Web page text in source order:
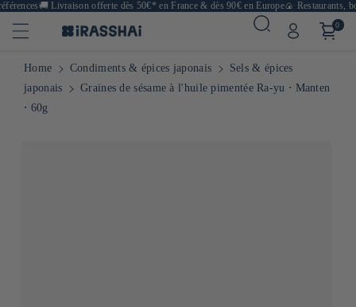
🚚Livraison offerte dès 50€* en France & dès 90€ en Europe🍙 Restaurants,
0
Home Condiments & épices japonais
Sels & épices
japonais
Graines de sésame à l'huile pimentée Ra-yu ⋅ Manten
⋅ 60g